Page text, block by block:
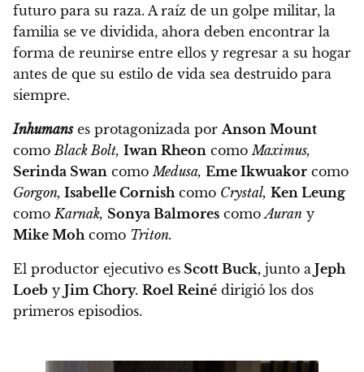
futuro para su raza. A raíz de un golpe militar, la
familia se ve dividida, ahora deben encontrar la
forma de reunirse entre ellos y regresar a su hogar
antes de que su estilo de vida sea destruido para
siempre.
Inhumanses protagonizada porAnson Mount
comoBlack Bolt, Iwan Rheon comoMaximus,
Serinda Swan comoMedusa, Eme Ikwuakor como
Gorgon, Isabelle Cornishcomo Crystal, Ken Leung
comoKarnak, Sonya Balmores comoAuran y
Mike Mohcomo Triton.
El productor ejecutivo es Scott Buck, junto a Jeph
Loeb y Jim Chory. Roel Reiné dirigió los dos
primeros episodios.